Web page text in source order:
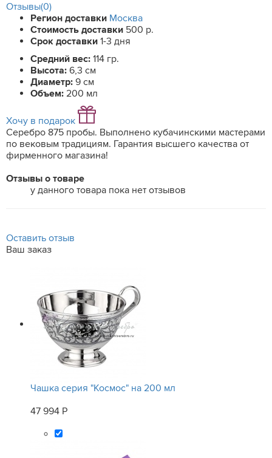
Отзывы(0)
Регион доставки Москва
Стоимость доставки 500 р.
Срок доставки 1-3 дня
Средний вес: 114 гр.
Высота: 6,3 см
Диаметр: 9 см
Объем: 200 мл
Хочу в подарок
Серебро 875 пробы. Выполнено кубачинскими мастерами
по вековым традициям. Гарантия высшего качества от
фирменного магазина!
Отзывы о товаре
у данного товара пока нет отзывов
Оставить отзыв
Ваш заказ
Чашка серия "Космос" на 200 мл
47 994 Р